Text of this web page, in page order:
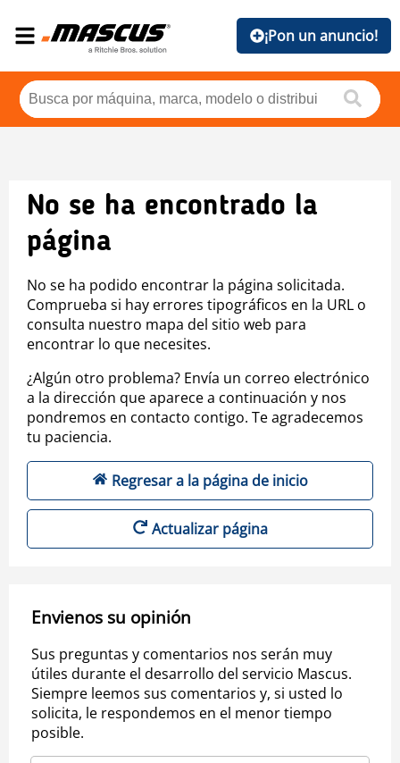
¡Pon un anuncio!
No se ha encontrado la
página
No se ha podido encontrar la página solicitada.
Comprueba si hay errores tipográficos en la URL o
consulta nuestro mapa del sitio web para
encontrar lo que necesites.
¿Algún otro problema? Envía un correo electrónico
a la dirección que aparece a continuación y nos
pondremos en contacto contigo. Te agradecemos
tu paciencia.
Regresar a la página de inicio
Actualizar página
Envienos su opinión
Sus preguntas y comentarios nos serán muy
útiles durante el desarrollo del servicio Mascus.
Siempre leemos sus comentarios y, si usted lo
solicita, le respondemos en el menor tiempo
posible.